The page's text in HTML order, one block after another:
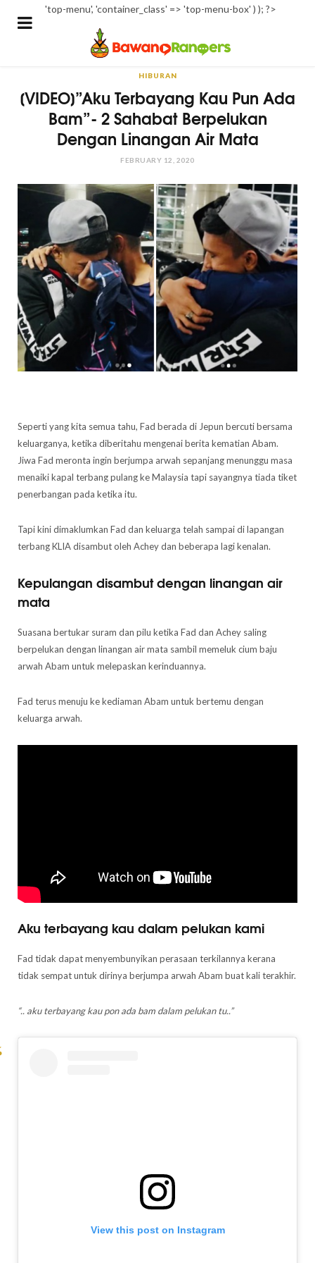
'top-menu', 'container_class' => 'top-menu-box' ) ); ?>
HIBURAN
[VIDEO]”Aku Terbayang Kau Pun Ada
Bam”- 2 Sahabat Berpelukan
Dengan Linangan Air Mata
FEBRUARY 12, 2020
Seperti yang kita semua tahu, Fad berada di Jepun bercuti bersama
keluarganya, ketika diberitahu mengenai berita kematian Abam.
Jiwa Fad meronta ingin berjumpa arwah sepanjang menunggu masa
menaiki kapal terbang pulang ke Malaysia tapi sayangnya tiada tiket
penerbangan pada ketika itu.
Tapi kini dimaklumkan Fad dan keluarga telah sampai di lapangan
terbang KLIA disambut oleh Achey dan beberapa lagi kenalan.
Kepulangan disambut dengan linangan air
mata
Suasana bertukar suram dan pilu ketika Fad dan Achey saling
berpelukan dengan linangan air mata sambil memeluk cium baju
arwah Abam untuk melepaskan kerinduannya.
Fad terus menuju ke kediaman Abam untuk bertemu dengan
keluarga arwah.
Aku terbayang kau dalam pelukan kami
Fad tidak dapat menyembunyikan perasaan terkilannya kerana
tidak sempat untuk dirinya berjumpa arwah Abam buat kali terakhir.
“.. aku terbayang kau pon ada bam dalam pelukan tu..”
View this post on Instagram